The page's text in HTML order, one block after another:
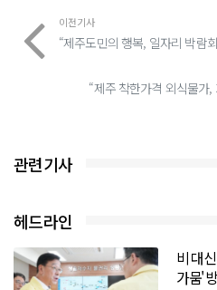
이전기사
“제주도민의 행복, 일자리 박람
“제주 착한가격 외식물가
관련기사
헤드라인
비 대
가뭄'